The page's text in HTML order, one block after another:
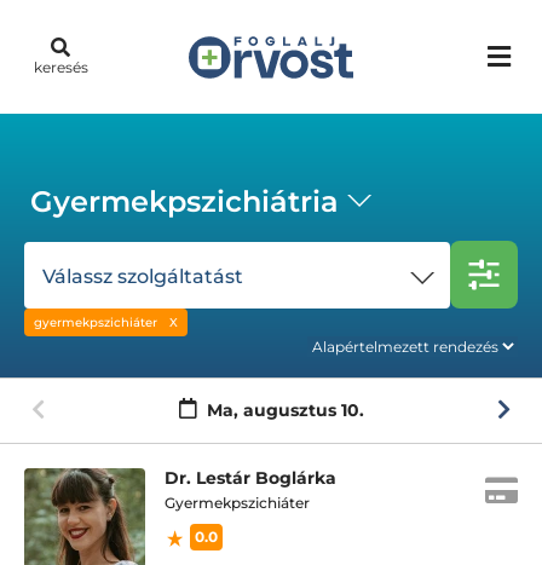
keresés
Gyermekpszichiátria
Válassz szolgáltatást
gyermekpszichiáter
Ma, augusztus 10.
Dr. Lestár Boglárka
Gyermekpszichiáter
0.0